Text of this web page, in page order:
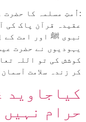
:اُمتِ مسلمہ کا حضرت
عقیدہ قرآن پاک کی
نبوی ﷺ اور امت کے
یہودیوں نے حضرت
کوشش کی تو اللہ
کر زندہ سلامت
کیاجاوید
حرام